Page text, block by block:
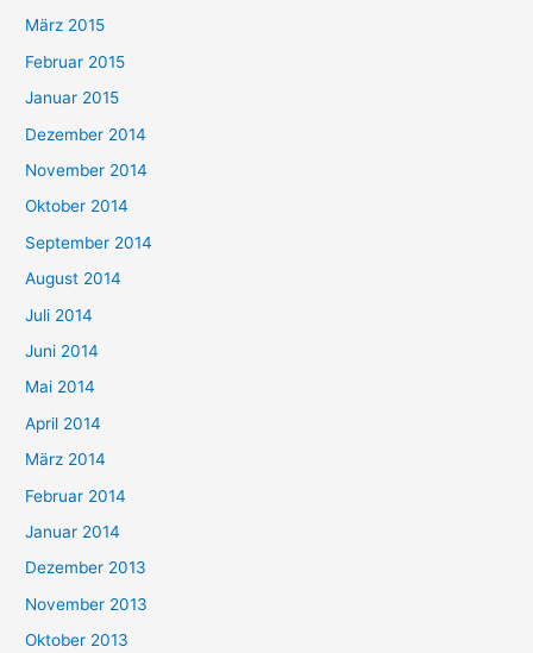
März 2015
Februar 2015
Januar 2015
Dezember 2014
November 2014
Oktober 2014
September 2014
August 2014
Juli 2014
Juni 2014
Mai 2014
April 2014
März 2014
Februar 2014
Januar 2014
Dezember 2013
November 2013
Oktober 2013